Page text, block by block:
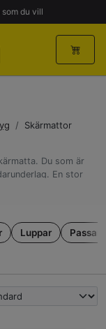
som du vill
/ Skärmattor
Du som är
En stor
och A4-storlek,
Matton
Luppar Passare